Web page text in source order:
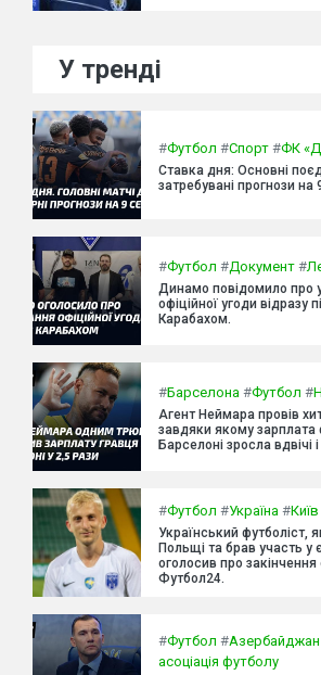
У тренді
#Футбол #Спорт #ФК
Ставка дня: Основні
затребувані прогнози на
#Футбол #Документ #
Динамо повідомило про
офіційної угоди відразу
Карабахом.
#Барселона #Футбол #
Агент Неймара провів
завдяки якому зарплата
Барселоні зросла вдвічі
#Футбол #Україна #Київ
Український футболіст,
Польщі та брав участь у
оголосив про
Футбол24.
#Футбол #Азербайджан
асоціація футболу